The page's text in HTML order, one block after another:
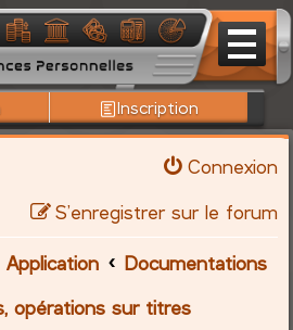
Inscription
Connexion
S’enregistrer sur le forum
Application
Documentations
opérations sur titres